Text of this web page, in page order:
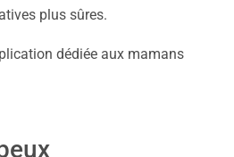
plus sûres.
dédiée aux mamans